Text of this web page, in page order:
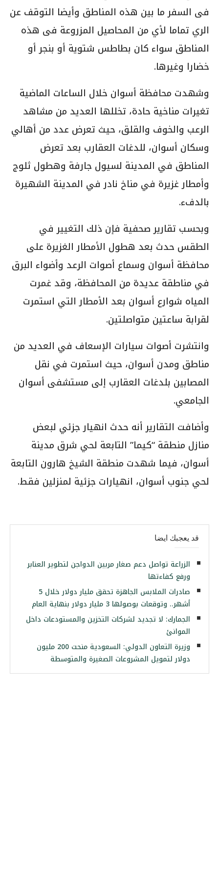
فى السفر ما بين هذه المناطق وأيضا التوقف عن
الري تماما لأي من المحاصيل المزروعة فى هذه
المناطق سواء كان بطاطس شتوية أو بنجر أو
خضارا وغيرها.
وشهدت محافظة أسوان خلال الساعات الماضية
تغيرات مناخية حادة، تخللها العديد من مشاهد
الرعب والخوف والقلق، حيث تعرض عدد من أهالي
وسكان أسوان، للدغات العقارب بعد تعرض
المناطق في المدينة لسيول جارفة وهطول ثلوج
وأمطار غزيرة في مناخ نادر في المدينة الشهيرة
بالدفء.
وبحسب تقارير صحفية فإن ذلك التغيير في
الطقس حدث بعد هطول الأمطار الغزيرة على
محافظة أسوان وسماع أصوات الرعد وأضواء البرق
في مناطقة عديدة من المحافظة، وقد غمرت
المياه شوارع أسوان بعد الأمطار التي استمرت
لقرابة ساعتين متواصلتين.
وانتشرت أصوات سيارات الإسعاف في العديد من
مناطق ومدن أسوان، حيث استمرت في نقل
المصابين بلدغات العقارب إلى مستشفى أسوان
الجامعي.
وأضافت التقارير أنه حدث انهيار جزئي لبعض
منازل منطقة “كيما” التابعة لحي شرق مدينة
أسوان، فيما شهدت منطقة الشيخ هارون التابعة
لحي جنوب أسوان، انهيارات جزئية لمنزلين فقط.
قد يعجبك ايضا
الزراعة تواصل دعم صغار مربين الدواجن لتطوير العنابر
ورفع كفاءتها
صادرات الملابس الجاهزة تحقق مليار دولار خلال 5
أشهر.. وتوقعات بوصولها 3 مليار دولار بنهاية العام
الجمارك: لا تجديد لشركات التخزين والمستودعات داخل
الموانئ
وزيرة التعاون الدولي: السعودية منحت 200 مليون
دولار لتمويل المشروعات الصغيرة والمتوسطة